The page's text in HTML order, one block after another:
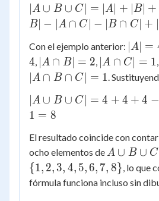
|A
\cup
\cup
C| =
|A|
|B|
+
|A
\cap
B| -
|A
A ∪ B ∪ C = ∣A + B∣ +
B∣ − A ∩ C − ∣B ∩ C +
Con el ejemplo anterior: |A|
=
4
A =
4, |A
\cap
2
A ∩ B∣ = 2, |A
\cap
1
∣A ∩ C = 1,
A ∩ B ∩ C = 1.
|A
\cup
\cup
C| =
4 +
4 +
A ∪ B ∪ C = 4 + 4 + 4 −
1 = 8
El resultado coincide con
ocho elementos de A \cup B
= \
A ∪ B ∪ C
{1, 2, 3, 4, 5,6, 7, 8}, lo que
fórmula funciona incluso sin